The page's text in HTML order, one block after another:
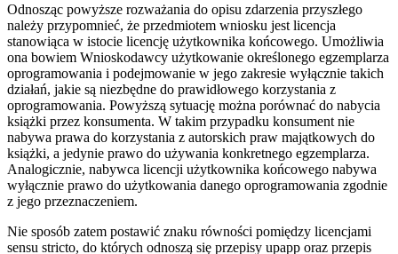
Odnosząc powyższe rozważania do opisu zdarzenia przyszłego
należy przypomnieć, że przedmiotem wniosku jest licencja
stanowiąca w istocie licencję użytkownika końcowego. Umożliwia
ona bowiem Wnioskodawcy użytkowanie określonego egzemplarza
oprogramowania i podejmowanie w jego zakresie wyłącznie takich
działań, jakie są niezbędne do prawidłowego korzystania z
oprogramowania. Powyższą sytuację można porównać do nabycia
książki przez konsumenta. W takim przypadku konsument nie
nabywa prawa do korzystania z autorskich praw majątkowych do
książki, a jedynie prawo do używania konkretnego egzemplarza.
Analogicznie, nabywca licencji użytkownika końcowego nabywa
wyłącznie prawo do użytkowania danego oprogramowania zgodnie
z jego przeznaczeniem.
Nie sposób zatem postawić znaku równości pomiędzy licencjami
sensu stricto, do których odnoszą się przepisy upapp oraz przepis